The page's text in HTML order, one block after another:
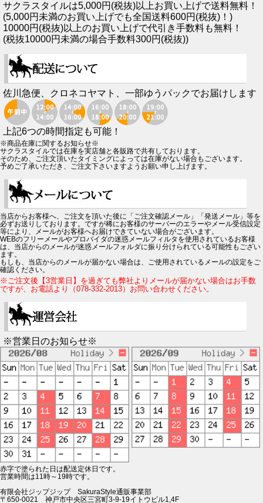
サクラスタイルは5,000円(税抜)以上お買い上げで送料無料！
(5,000円未満のお買い上げでも全国送料600円(税抜)！)
10000円(税抜)以上のお買い上げで代引き手数料も無料！
(税抜10000円未満の場合手数料300円(税抜))
佐川急便、クロネコヤマト、一部ゆうパックでお届けします
上記6つの時間指定も可能！
※商品在庫に関するお知らせ※
サクラスタイルでは在庫を実店舗と各販路で共有しております。
そのため、ご注文頂いたタイミングによっては在庫がない場合もございます。
予めご了承いただき、ご注文下さいますようお願い申し上げます。
当店からお客様へ、ご注文を頂いた後に「ご注文確認メール」「発送メール」等を
必ずお送りしております。ですが稀にお客様のサーバーのエラーやメール受信設定
等により、メールがお客様へお届けできていない場合がございます。
WEBのフリーメールやプロバイダの迷惑メールフィルタを使用されているお客様
は、当店からのメールが迷惑メールフォルダに振り分けられている可能性もござい
ます。
もしも、当店からのメールが届かない場合は、ご使用されているメールの設定をご
確認ください。
※ご注文後【3営業日】を過ぎても弊社よりメールが届かない場合はお手数
ですが、お電話より（078-332-2013）お問い合わせください。
※営業日のお知らせ※
赤字で塗られた日は配送定休日です。
営業時間は11時～19時です。
有限会社ジップジップ SakuraStyle通販事業部
〒650-0021 神戸市中央区三宮町3-9-19イトウビル1,4F